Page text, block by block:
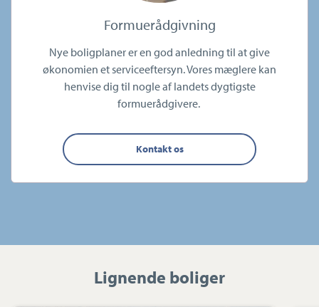
Formuerådgivning
Nye boligplaner er en god anledning til at give
økonomien et serviceeftersyn. Vores mæglere kan
henvise dig til nogle af landets dygtigste
formuerådgivere.
Kontakt os
Lignende boliger